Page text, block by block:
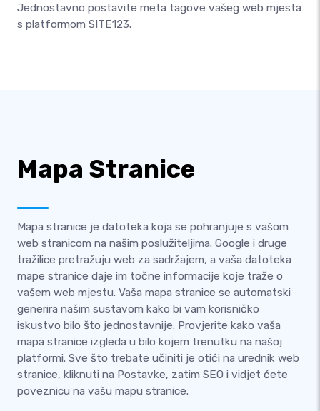
Jednostavno postavite meta tagove vašeg web mjesta
s platformom SITE123.
Mapa Stranice
Mapa stranice je datoteka koja se pohranjuje s vašom
web stranicom na našim poslužiteljima. Google i druge
tražilice pretražuju web za sadržajem, a vaša datoteka
mape stranice daje im točne informacije koje traže o
vašem web mjestu. Vaša mapa stranice se automatski
generira našim sustavom kako bi vam korisničko
iskustvo bilo što jednostavnije. Provjerite kako vaša
mapa stranice izgleda u bilo kojem trenutku na našoj
platformi. Sve što trebate učiniti je otići na urednik web
stranice, kliknuti na Postavke, zatim SEO i vidjet ćete
poveznicu na vašu mapu stranice.